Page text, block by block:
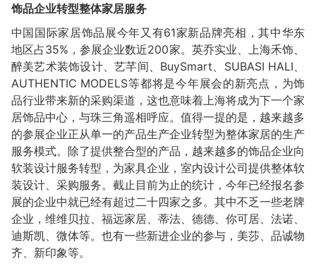
饰品企业转型整体家居服务
中国国际家居饰品展今年又有61家新品牌亮相，其中华东
地区占35%，参展企业数近200家。英乔实业、上海禾饰、
醉美艺术装饰设计、艺芊间、BuySmart、SUBASI HALI、
AUTHENTIC MODELS等都将是今年展会的新亮点，为饰
品行业带来新的采购渠道，这也意味着上海将成为下一个家
居饰品中心，与珠三角遥相呼应。值得一提的是，越来越多
的参展企业正从单一的产品生产企业转型为整体家居的生产
服务模式。除了提供整合型的产品，越来越多的饰品企业向
软装设计服务转型，为家具企业，室内设计公司提供整体软
装设计、采购服务。截止目前为止的统计，今年已经报名参
展的企业中就已经有超过二十四家之多。其中不乏一些老牌
企业，维维贝拉、福远家居、蒂法、德德、你可居、法诺、
迪斯凯、微体等。也有一些新进企业的参与，美莎、品诚物
齐、新印象等。